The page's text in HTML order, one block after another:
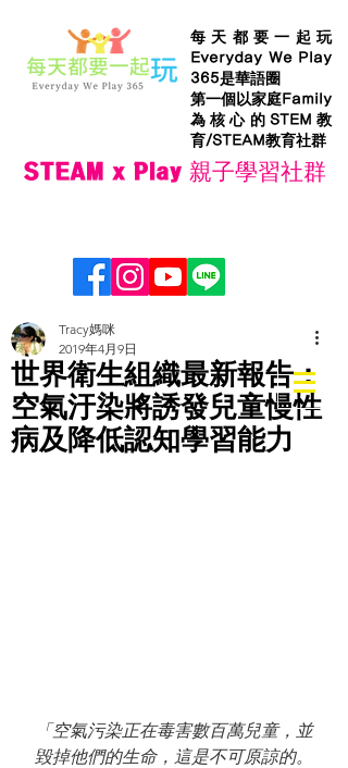
每天都要一起玩
Everyday We Play
365是華語圈
第一個以家庭Family
為核心的STEM教
育/STEAM教育社群
STEAM x Play 親子學習社群
世界衛生組織最新報告：
空氣汙染將誘發兒童慢性
病及降低認知學習能力
Tracy媽咪
2019年4月9日
「空氣污染正在毒害數百萬兒童，並
毀掉他們的生命，這是不可原諒的。